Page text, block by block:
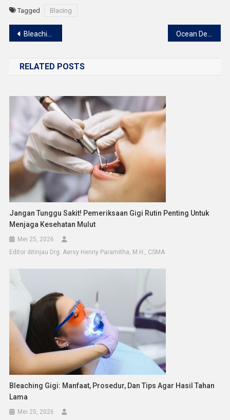
Tagged Blacing
Navigasi
Bleaching Gigi: Manfaat, Prosedur, dan Tips Agar Hasil Tahan Lama
RELATED POSTS
Jangan Tunggu Sakit! Pemeriksaan Gigi Rutin Penting Untuk
Menjaga Kesehatan Mulut
Mei 25, 2026
Editor ditinjau Drg. Aersy Henny Paramitha, M.H., CSMA
Bleaching Gigi: Manfaat, Prosedur, Dan Tips Agar Hasil Tahan
Lama
Mei 25, 2026